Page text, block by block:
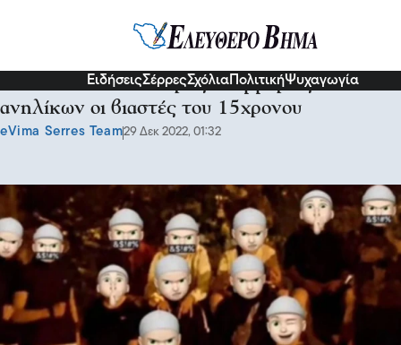
ΕιδήσειςΣέρρεςΣχόλια ΠολιτικήΨυχαγωγία
Ίλιον: Μέλη «σκληρής» συμμορίας
ανηλίκων οι βιαστές του 15χρονου
eVima Serres Team29 Δεκ 2022, 01:32